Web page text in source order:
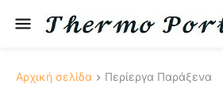
Αρχική σελίδα Περίεργα Παράξενα